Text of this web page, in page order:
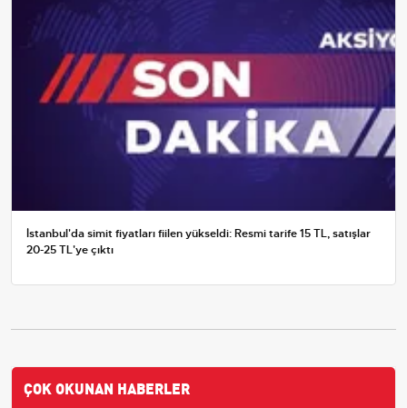
İstanbul'da simit fiyatları fiilen yükseldi: Resmi tarife 15 TL, satışlar
20-25 TL'ye çıktı
ÇOK OKUNAN HABERLER